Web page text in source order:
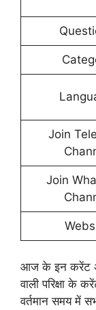
Join
Join
आज के इन करेंट
वाली परिक्षा के
वर्तमान समय में